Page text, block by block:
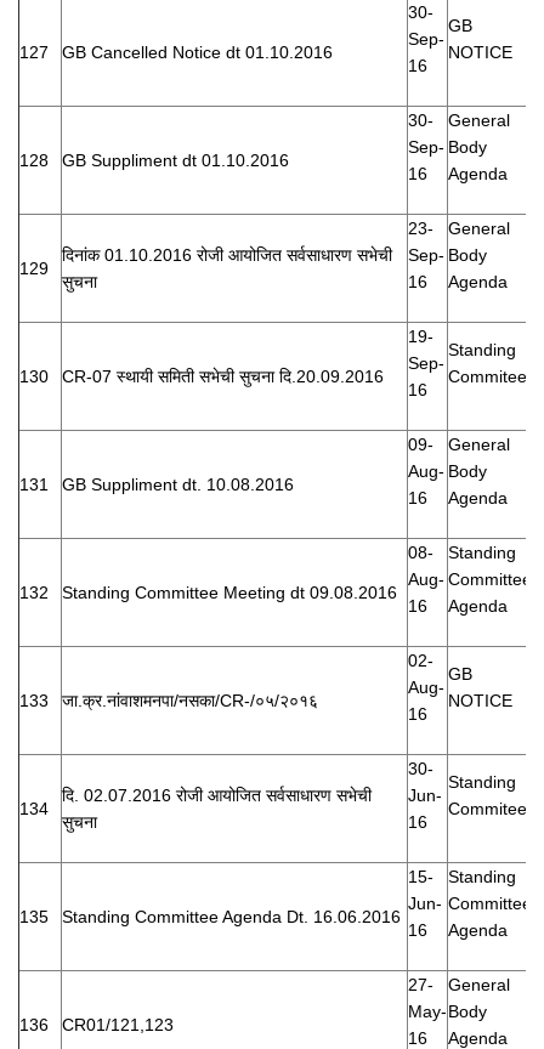
127 GB Cancelled Notice dt 01.10.2016
30-
Sep-
16
GB
NOTICE
128 GB Suppliment dt 01.10.2016
30-
Sep-
16
General
Body
Agenda
129
दिनांक 01.10.2016 रोजी आयोजित सर्वसाधारण सभेची
सुचना
23-
Sep-
16
General
Body
Agenda
130 CR-07 स्थायी समिती सभेची सुचना दि.20.09.2016
19-
Sep-
16
Standing
Commitee
131 GB Suppliment dt. 10.08.2016
09-
Aug-
16
General
Body
Agenda
132 Standing Committee Meeting dt 09.08.2016
08-
Aug-
16
Standing
Committee
Agenda
133 जा.क्र.नांवाशमनपा/नसका/CR-/०५/२०१६
02-
Aug-
16
GB
NOTICE
134
दि. 02.07.2016 रोजी आयोजित सर्वसाधारण सभेची
सुचना
30-
Jun-
16
Standing
Commitee
135 Standing Committee Agenda Dt. 16.06.2016
15-
Jun-
16
Standing
Committee
Agenda
136 CR01/121,123
27-
May-
16
General
Body
Agenda